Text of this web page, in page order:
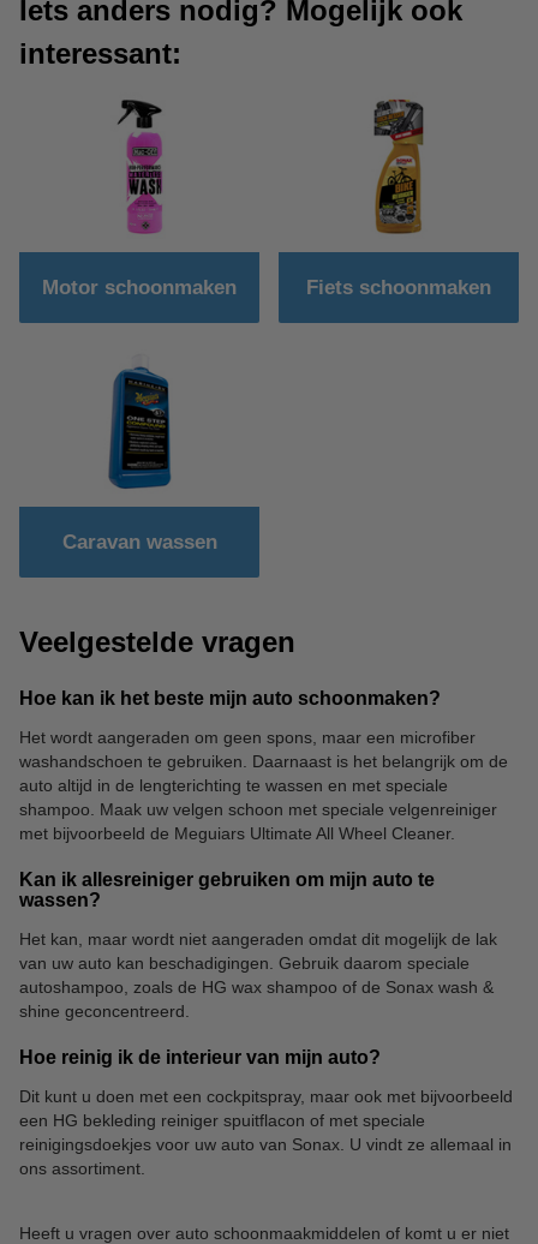
Iets anders nodig? Mogelijk ook
interessant:
Motor schoonmaken Fiets schoonmaken
Caravan wassen
Veelgestelde vragen
Hoe kan ik het beste mijn auto schoonmaken?
Het wordt aangeraden om geen spons, maar een microfiber
washandschoen te gebruiken. Daarnaast is het belangrijk om de
auto altijd in de lengterichting te wassen en met speciale
shampoo. Maak uw velgen schoon met speciale velgenreiniger
met bijvoorbeeld de Meguiars Ultimate All Wheel Cleaner.
Kan ik allesreiniger gebruiken om mijn auto te
wassen?
Het kan, maar wordt niet aangeraden omdat dit mogelijk de lak
van uw auto kan beschadigingen. Gebruik daarom speciale
autoshampoo, zoals de HG wax shampoo of de Sonax wash &
shine geconcentreerd.
Hoe reinig ik de interieur van mijn auto?
Dit kunt u doen met een cockpitspray, maar ook met bijvoorbeeld
een HG bekleding reiniger spuitflacon of met speciale
reinigingsdoekjes voor uw auto van Sonax. U vindt ze allemaal in
ons assortiment.
Heeft u vragen over auto schoonmaakmiddelen of komt u er niet